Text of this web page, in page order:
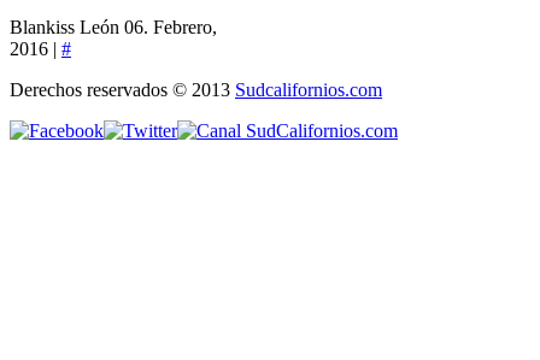
Blankiss León 06. Febrero,
2016 | #
Derechos reservados © 2013 Sudcalifornios.com